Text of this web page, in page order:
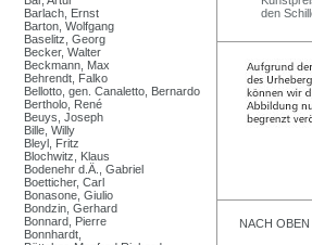
Barlach, Ernst
Barton, Wolfgang
Baselitz, Georg
Becker, Walter
Beckmann, Max
Behrendt, Falko
Bellotto, gen. Canaletto, Bernardo
Bertholo, René
Beuys, Joseph
Bille, Willy
Bleyl, Fritz
Blochwitz, Klaus
Bodenehr d.Ä., Gabriel
Boetticher, Carl
Bonasone, Giulio
Bondzin, Gerhard
Bonnard, Pierre
Bonnhardt,
den
NACH OBEN